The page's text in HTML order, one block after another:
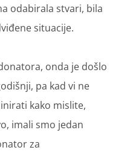
odabirala stvari, bila
situacije.
onda je došlo
pa kad vi ne
kako mislite,
imali smo jedan
za